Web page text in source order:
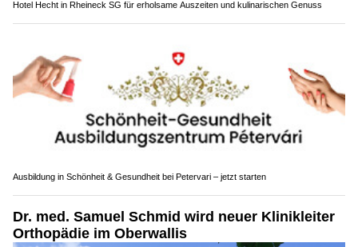
Hotel Hecht in Rheineck SG für erholsame Auszeiten und kulinarischen Genuss
Ausbildung in Schönheit & Gesundheit bei Petervari – jetzt starten
Dr. med. Samuel Schmid wird neuer Klinikleiter
Orthopädie im Oberwallis